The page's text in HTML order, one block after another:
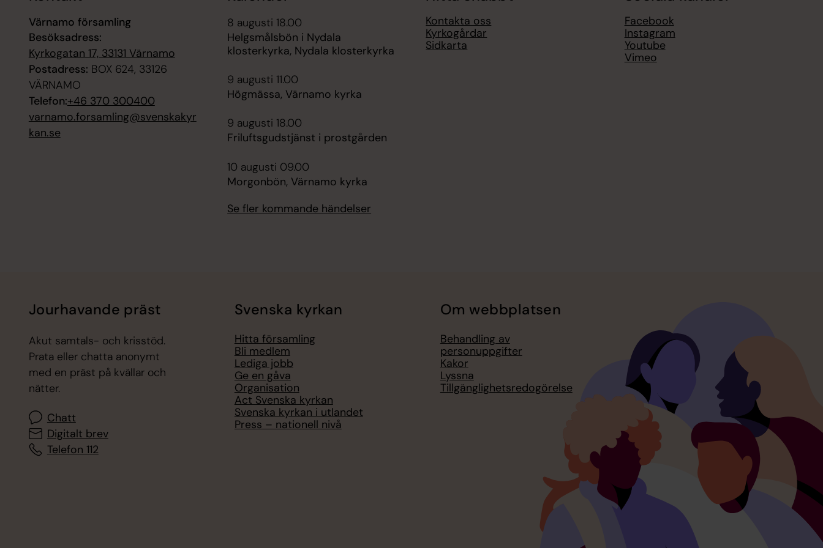
Värnamo församling
Besöksadress:
Kyrkogatan 17, 33131 Värnamo
Postadress: BOX 624, 33126
VÄRNAMO
Telefon:+46 370 300400
varnamo.forsamling@svenskakyr
kan.se
8 augusti 18.00
Helgsmålsbön i Nydala
klosterkyrka, Nydala klosterkyrka
9 augusti 11.00
Högmässa, Värnamo kyrka
9 augusti 18.00
Friluftsgudstjänst i prostgården
10 augusti 09.00
Morgonbön, Värnamo kyrka
Se fler kommande händelser
Kontakta oss
Kyrkogårdar
Sidkarta
Facebook
Instagram
Youtube
Vimeo
Jourhavande präst
Akut samtals- och krisstöd.
Prata eller chatta anonymt
med en präst på kvällar och
nätter.
Chatt
Digitalt brev
Telefon 112
Svenska kyrkan
Hitta församling
Bli medlem
Lediga jobb
Ge en gåva
Organisation
Act Svenska kyrkan
Svenska kyrkan i utlandet
Press – nationell nivå
Om webbplatsen
Behandling av
personuppgifter
Kakor
Lyssna
Tillgänglighetsredogörelse